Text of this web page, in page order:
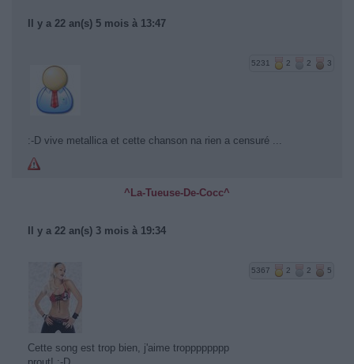
Il y a 22 an(s) 5 mois à 13:47
5231 2 2 3
:-D vive metallica et cette chanson na rien a censuré ...
^La-Tueuse-De-Cocc^
Il y a 22 an(s) 3 mois à 19:34
5367 2 2 5
Cette song est trop bien, j'aime tropppppppp